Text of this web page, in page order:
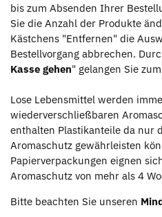
bis zum Absenden Ihrer
Sie die Anzahl der Produkte
Kästchens "Entfernen" die
Bestellvorgang abbrechen.
Kasse gehen" gelangen Sie
Lose Lebensmittel werden
wiederverschließbaren
enthalten Plastikanteile da nur
Aromaschutz gewährleisten
Papierverpackungen eignen
Aromaschutz von mehr als 4
Bitte beachten Sie unseren